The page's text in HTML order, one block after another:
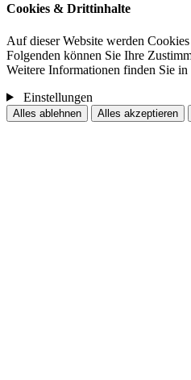
Cookies & Drittinhalte
Auf dieser Website werden
Folgenden können Sie Ihre
Weitere Informationen finden Sie in
Einstellungen
Alles ablehnen Alles akzeptieren